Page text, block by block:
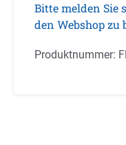
Bitte melden Sie
den Webshop zu
Produktnummer: